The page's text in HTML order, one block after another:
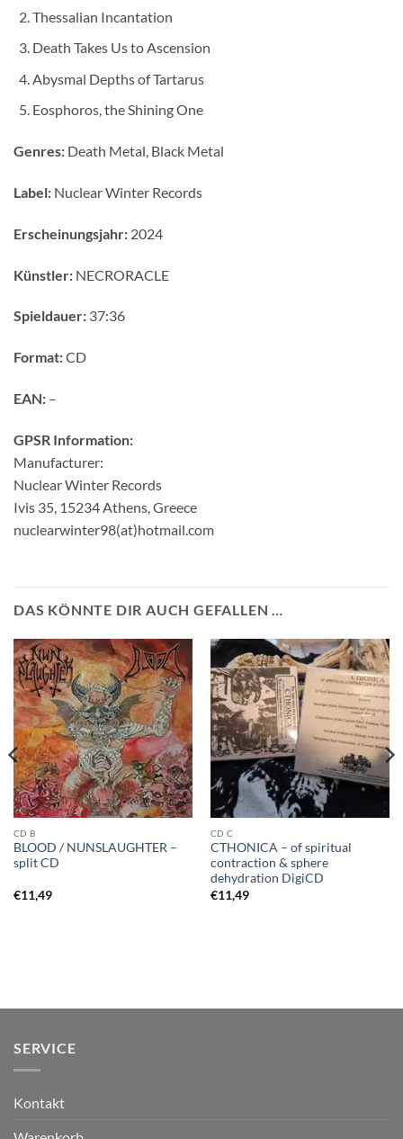
Thessalian Incantation
Death Takes Us to Ascension
Abysmal Depths of Tartarus
Eosphoros, the Shining One
Genres: Death Metal, Black Metal
Label: Nuclear Winter Records
Erscheinungsjahr: 2024
Künstler: NECRORACLE
Spieldauer: 37:36
Format:CD
EAN: –
GPSR Information:
Manufacturer:
Nuclear Winter Records
Ivis 35, 15234 Athens, Greece
nuclearwinter98(at)hotmail.com
DAS KÖNNTE DIR AUCH GEFALLEN …
CD B
BLOOD / NUNSLAUGHTER –
split CD
€11,49
CD C
CTHONICA – of spiritual
contraction & sphere
dehydration DigiCD
€11,49
SERVICE
Kontakt